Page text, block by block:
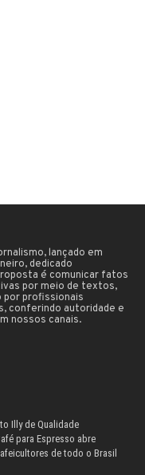
lançado em
dedicado
é comunicar fatos
por meio de textos,
por profissionais
conferindo autoridade e
nossos canais.
Illy de Qualidade
para Espresso abre
de todo o Brasil